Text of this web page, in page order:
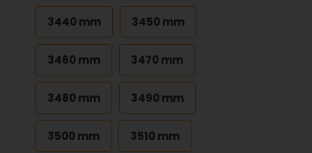
3440 mm 3450 mm
3460 mm 3470 mm
3480 mm 3490 mm
3500 mm 3510 mm